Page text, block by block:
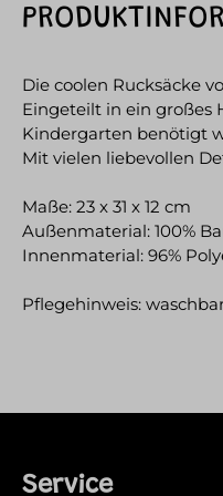
Die coolen Rucksäcke
Eingeteilt in ein großes
Kindergarten benötigt
Mit vielen liebevollen
Maße: 23 x 31 x 12 cm
Außenmaterial: 100%
Innenmaterial: 96%
Pflegehinweis:
Service